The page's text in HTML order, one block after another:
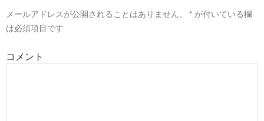
ー
シ
ン
メールアドレスが公開されることはありません。 * が付いている欄
は必須項目です
コメント